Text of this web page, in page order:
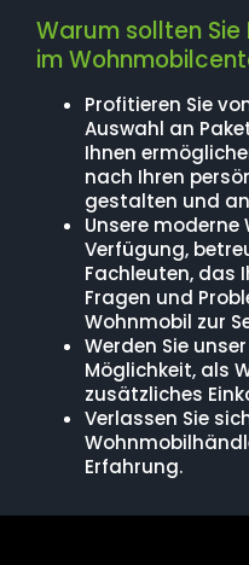
Warum sollten Sie
im
Profitieren Sie
Auswahl an
Ihnen
nach Ihren
gestalten und
Unsere
Verfügung,
Fachleuten, das
Fragen und
Wohnmobil zur
Werden Sie
Möglichkeit, als
zusätzliches
Verlassen Sie
Erfahrung.